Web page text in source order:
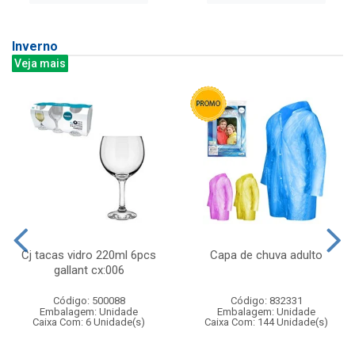
Inverno
Veja mais
Cj tacas vidro 220ml 6pcs
gallant cx:006
Código: 500088
Embalagem: Unidade
Caixa Com: 6 Unidade(s)
Capa de chuva adulto
Código: 832331
Embalagem: Unidade
Caixa Com: 144 Unidade(s)